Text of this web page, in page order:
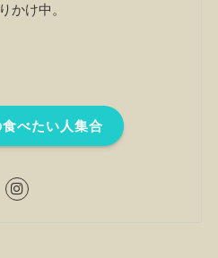
かけ中。
べたい人集合